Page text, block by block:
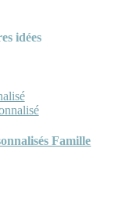
idées
Famille